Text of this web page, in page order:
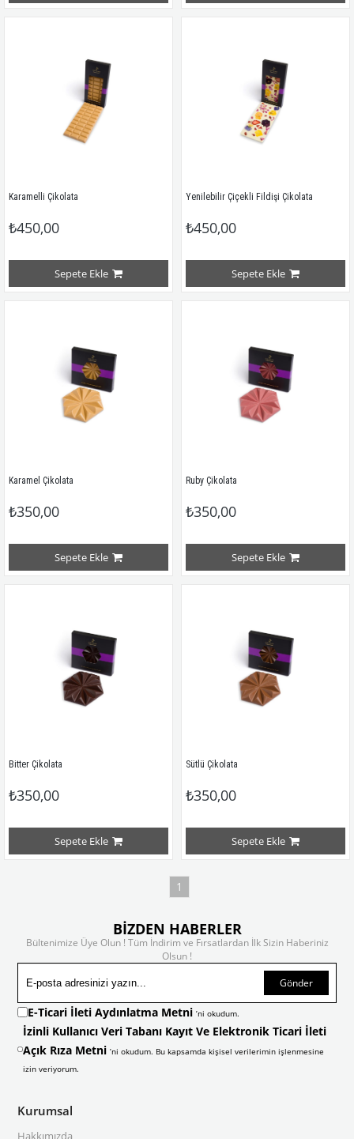
Karamelli Çikolata
₺450,00
Sepete Ekle
Yenilebilir Çiçekli Fildişi Çikolata
₺450,00
Sepete Ekle
Karamel Çikolata
₺350,00
Sepete Ekle
Ruby Çikolata
₺350,00
Sepete Ekle
Bitter Çikolata
₺350,00
Sepete Ekle
Sütlü Çikolata
₺350,00
Sepete Ekle
1
BİZDEN HABERLER
Bültenimize Üye Olun ! Tüm İndirim ve Fırsatlardan İlk Sizin Haberiniz
Olsun !
Gönder
E-Ticari İleti Aydınlatma Metni’ni okudum.
İzinli Kullanıcı Veri Tabanı Kayıt Ve Elektronik Ticari İleti
Açık Rıza Metni ’ni okudum. Bu kapsamda kişisel verilerimin işlenmesine
izin veriyorum.
Kurumsal
Hakkımızda